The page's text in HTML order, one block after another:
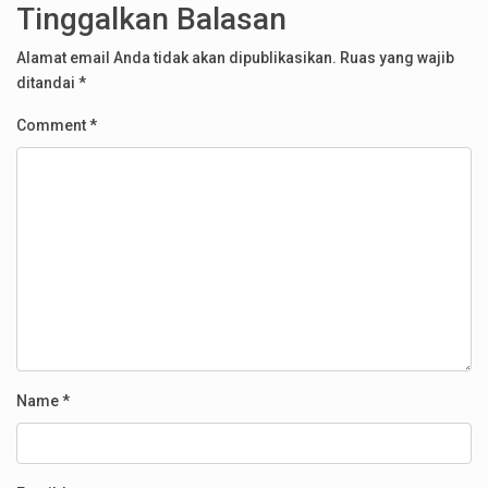
Tinggalkan Balasan
Alamat email Anda tidak akan dipublikasikan. Ruas yang wajib
ditandai *
Comment*
Name*